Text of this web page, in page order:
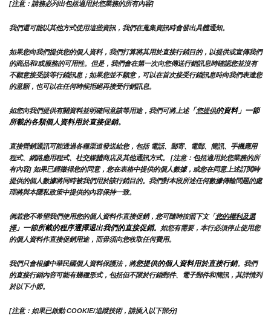
[注意：請務必列出包括適用於您業務的所有內容]
我們還可能以其他方式使用這些資訊，我們在蒐集資訊時會發出具體通知。
如果您向我們提供您的個人資料，我們打算將其用於直接行銷目的，以提供或宣傳我們
的商品和/或服務的可用性。但是，我們會在第一次向您傳送行銷訊息時確認您並沒有
不願意接受該等行銷訊息；如果您並不願意，可以在首次接受行銷訊息時向我們表達您
的意願，也可以在任何時候拒絕再接受行銷訊息。
如您向我們提供有關資料並明確同意該等用途，我們可將上述「您提供的資料」一節
所載的各類個人資料用於直接促銷。
直接營銷通訊可能透過各種渠道發送給您，包括 電話、郵寄、電郵、簡訊、手機應用
程式、網路應用程式、社交媒體商店及其他通訊方式。 [注意：包括適用於您業務的所
有內容] 如果已經徵得您的同意，您在表格中提供的個人數據，或您在同意上述訂閱時
提供的個人數據將同時被我們用於該行銷目的。我們對本段所述任何數據傳輸問題的處
理將與本隱私政策中提供的內容保持一致。
倘若您不希望我們使用您的個人資料作直接促銷，您可隨時按照下文「您的權利及選
擇」一節所載的程序選擇退出我們的直接促銷。如您有需要，本行必須停止使用您
的個人資料作直接促銷用途，而毋須向您收取任何費用。
我們只會根據中華民國個人資料保護法，將您提供的個人資料用於直接行銷。我們
的直接行銷內容可能有幾種形式，包括但不限於行銷郵件、電子郵件和簡訊，其詳情列
於以下小節。
[注意：如果已啟動 COOKIE/追蹤技術，請插入以下部分]